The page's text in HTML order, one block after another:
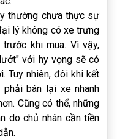
thường chưa thực sự
lý không có xe trưng
trước khi mua. Vì vậy,
với hy vọng sẽ có
Tuy nhiên, đôi khi kết
bán lại xe nhanh
Cũng có thể, những
do chủ nhân cần tiền